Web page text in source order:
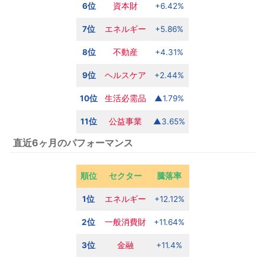
6位 資本財 +6.42%
7位 エネルギー +5.86%
8位 不動産 +4.31%
9位 ヘルスケア +2.44%
10位 生活必需品 ▲1.79%
11位 公益事業 ▲3.65%
直近6ヶ月のパフォーマンス
順位 セクター 騰落率
1位 エネルギー +12.12%
2位 一般消費財 +11.64%
3位 金融 +11.4%